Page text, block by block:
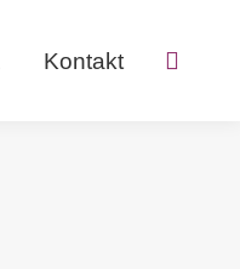
Kontakt Search: